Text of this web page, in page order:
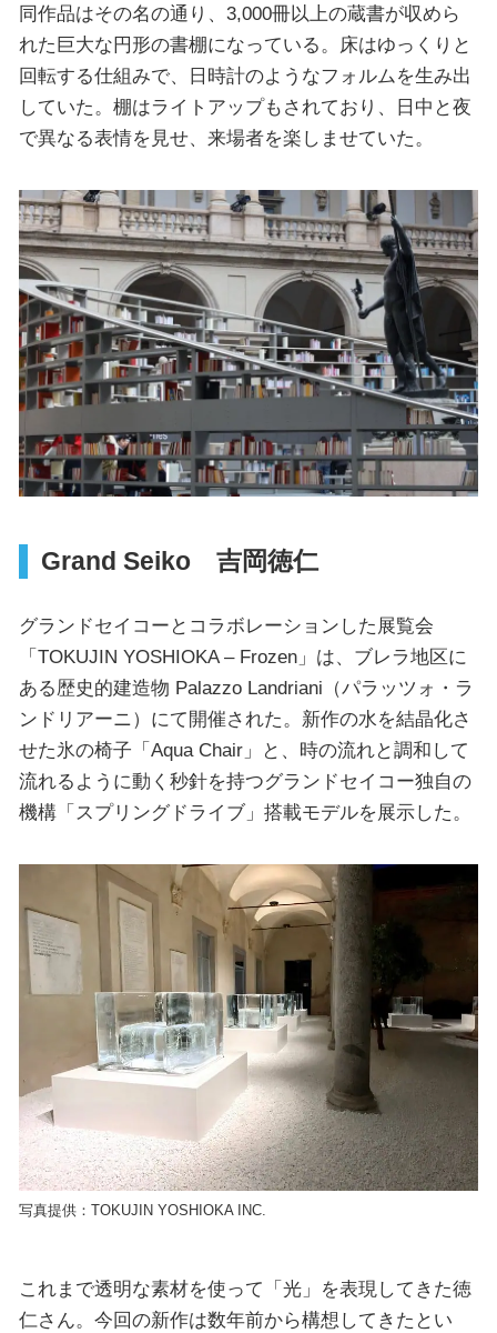
同作品はその名の通り、3,000冊以上の蔵書が収めら
れた巨大な円形の書棚になっている。床はゆっくりと
回転する仕組みで、日時計のようなフォルムを生み出
していた。棚はライトアップもされており、日中と夜
で異なる表情を見せ、来場者を楽しませていた。
Grand Seiko 吉岡徳仁
グランドセイコーとコラボレーションした展覧会
「TOKUJIN YOSHIOKA ‒ Frozen」は、ブレラ地区に
ある歴史的建造物 Palazzo Landriani（パラッツォ・ラ
ンドリアーニ）にて開催された。新作の水を結晶化さ
せた氷の椅子「Aqua Chair」と、時の流れと調和して
流れるように動く秒針を持つグランドセイコー独自の
機構「スプリングドライブ」搭載モデルを展示した。
写真提供：TOKUJIN YOSHIOKA INC.
これまで透明な素材を使って「光」を表現してきた徳
仁さん。今回の新作は数年前から構想してきたとい